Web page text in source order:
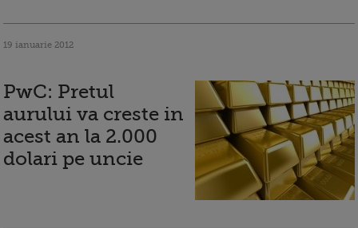
19 ianuarie 2012
PwC: Pretul
aurului va creste in
acest an la 2.000
dolari pe uncie